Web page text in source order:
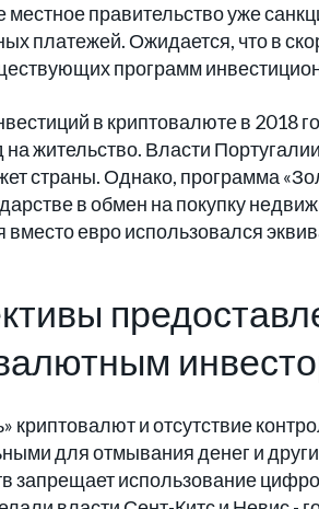
местное правительство уже
платежей. Ожидается, что в
программ
в криптовалюте в 2018
жительство. Власти
страны. Однако, программа
в обмен на покупку
вместо евро использовался
криптовалют и отсутствие
для отмывания денег и
запрещает использование